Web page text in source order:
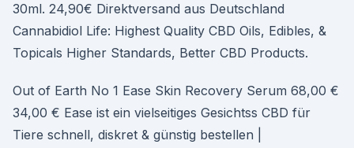
30ml. 24,90€ Direktversand aus Deutschland
Cannabidiol Life: Highest Quality CBD Oils, Edibles, &
Topicals Higher Standards, Better CBD Products.
Out of Earth No 1 Ease Skin Recovery Serum 68,00 €
34,00 € Ease ist ein vielseitiges Gesichtss CBD für
Tiere schnell, diskret & günstig bestellen |